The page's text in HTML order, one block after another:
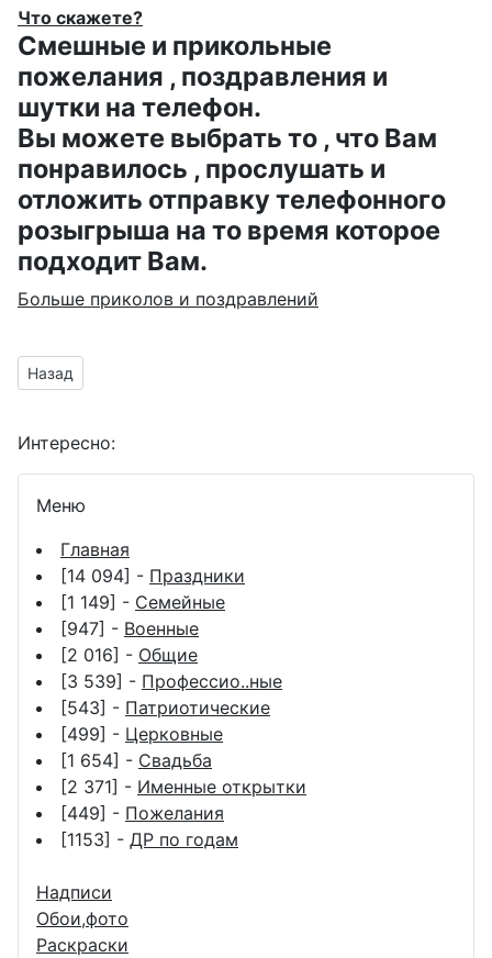
Что скажете?
Смешные и прикольные
пожелания , поздравления и
шутки на телефон.
Вы можете выбрать то , что Вам
понравилось , прослушать и
отложить отправку телефонного
розыгрыша на то время которое
подходит Вам.
Больше приколов и поздравлений
Предыдущий материал: анимашка на 3 годика для
Назад
Интересно:
Меню
Главная
[14 094] - Праздники
[1 149] - Семейные
[947] - Военные
[2 016] - Общие
[3 539] - Профессио..ные
[543] - Патриотические
[499] - Церковные
[1 654] - Свадьба
[2 371] - Именные открытки
[449] - Пожелания
[1153] - ДР по годам
Надписи
Обои,фото
Раскраски